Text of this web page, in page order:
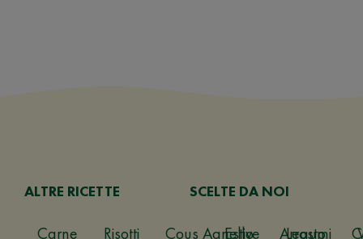
ALTRE RICETTE
Carne Risotti
Cous
Estive
Legumi
SCELTE DA NOI
Agnello
Arrosto